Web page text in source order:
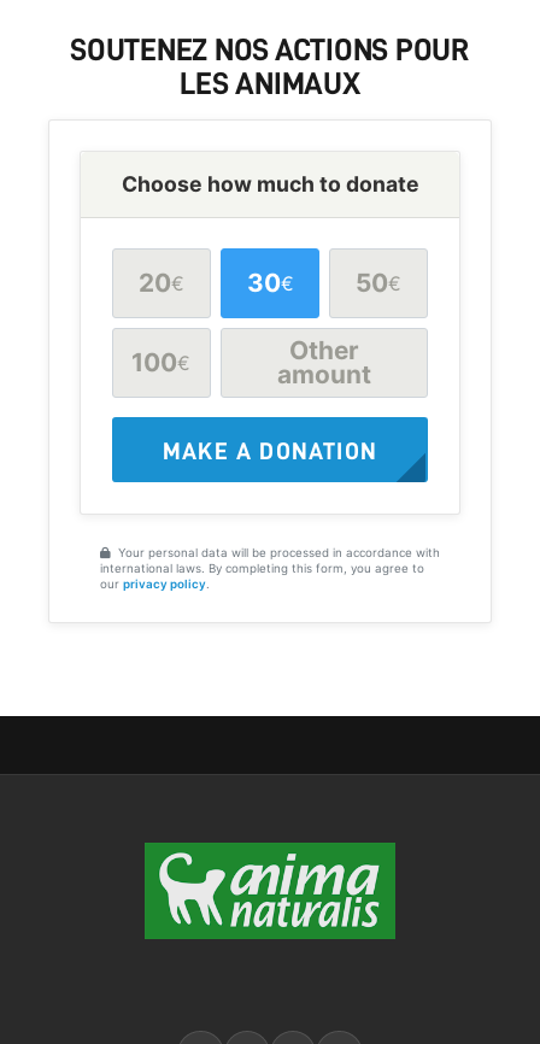
SOUTENEZ NOS ACTIONS POUR
LES ANIMAUX
Choose how much to donate
20€ 30€ 50€
100€
Other
amount
MAKE A DONATION
Your personal data will be processed in accordance with
international laws. By completing this form, you agree to
our privacy policy.